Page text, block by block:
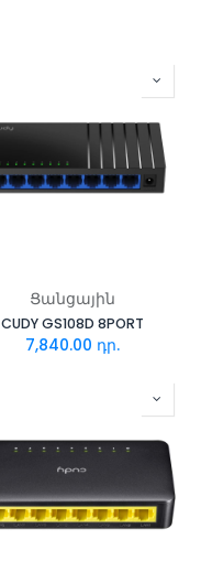
Ցանցային
CUDY GS108D 8PORT
7,840.00 դր.